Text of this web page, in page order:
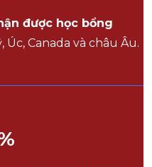
được học bổng
Canada và châu Âu.